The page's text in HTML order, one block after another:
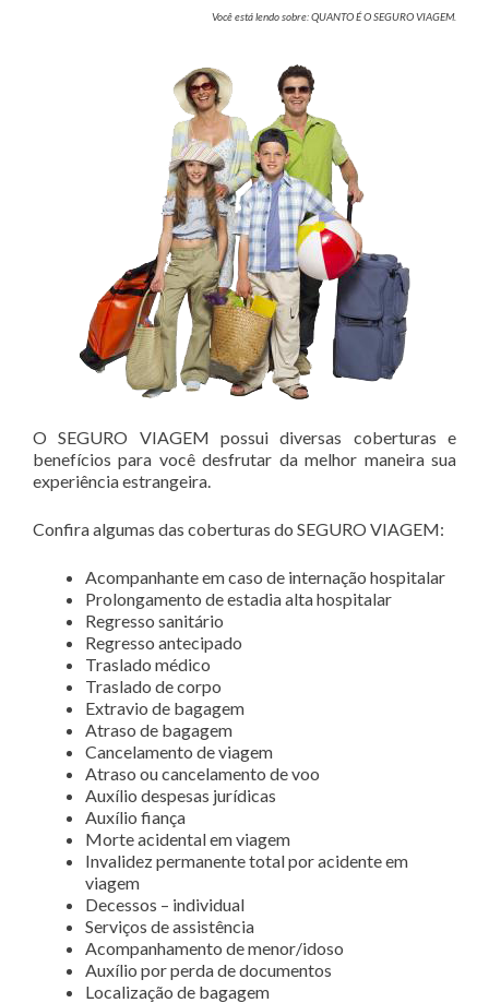
Você está lendo sobre: QUANTO É O SEGURO VIAGEM.
O SEGURO VIAGEM possui diversas coberturas e
benefícios para você desfrutar da melhor maneira sua
experiência estrangeira.
Confira algumas das coberturas do SEGURO VIAGEM:
Acompanhante em caso de internação hospitalar
Prolongamento de estadia alta hospitalar
Regresso sanitário
Regresso antecipado
Traslado médico
Traslado de corpo
Extravio de bagagem
Atraso de bagagem
Cancelamento de viagem
Atraso ou cancelamento de voo
Auxílio despesas jurídicas
Auxílio fiança
Morte acidental em viagem
Invalidez permanente total por acidente em
viagem
Decessos – individual
Serviços de assistência
Acompanhamento de menor/idoso
Auxílio por perda de documentos
Localização de bagagem